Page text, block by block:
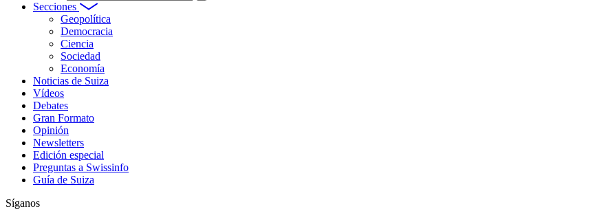
Secciones
Geopolítica
Democracia
Ciencia
Sociedad
Economía
Noticias de Suiza
Vídeos
Debates
Gran Formato
Opinión
Newsletters
Edición especial
Preguntas a Swissinfo
Guía de Suiza
Síganos